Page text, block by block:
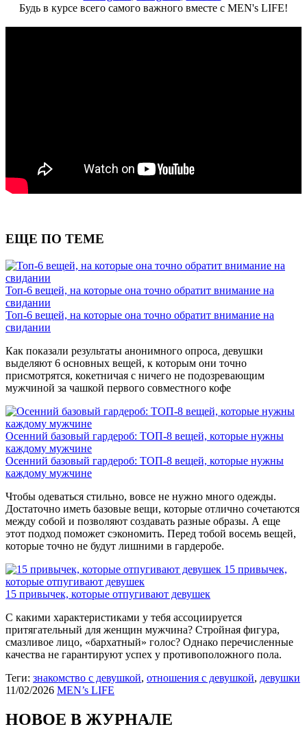
Будь в курсе всего самого важного вместе с MEN's LIFE!
ЕЩЕ ПО ТЕМЕ
Топ-6 вещей, на которые она точно обратит внимание на
свидании
Топ-6 вещей, на которые она точно обратит внимание на
свидании
Как показали результаты анонимного опроса, девушки
выделяют 6 основных вещей, к которым они точно
присмотрятся, кокетничая с ничего не подозревающим
мужчиной за чашкой первого совместного кофе
Осенний базовый гардероб: ТОП-8 вещей, которые нужны
каждому мужчине
Осенний базовый гардероб: ТОП-8 вещей, которые нужны
каждому мужчине
Чтобы одеваться стильно, вовсе не нужно много одежды.
Достаточно иметь базовые вещи, которые отлично сочетаются
между собой и позволяют создавать разные образы. А еще
этот подход поможет сэкономить. Перед тобой восемь вещей,
которые точно не будут лишними в гардеробе.
15 привычек,
которые отпугивают девушек
15 привычек, которые отпугивают девушек
С какими характеристиками у тебя ассоциируется
притягательный для женщин мужчина? Стройная фигура,
смазливое лицо, «бархатный» голос? Однако перечисленные
качества не гарантируют успех у противоположного пола.
Теги: знакомство с девушкой, отношения с девушкой, девушки
11/02/2026 MEN’s LIFE
НОВОЕ В ЖУРНАЛЕ